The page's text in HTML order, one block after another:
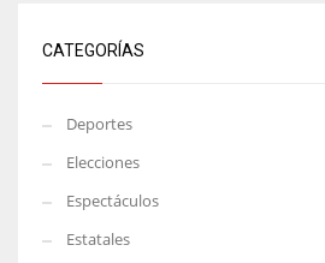
CATEGORÍAS
Deportes
Elecciones
Espectáculos
Estatales